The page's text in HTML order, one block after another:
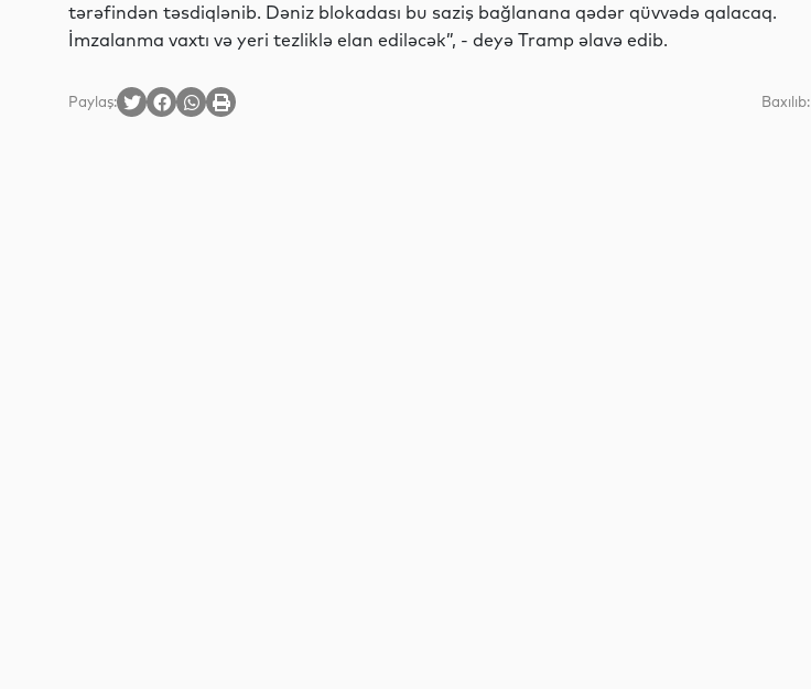
tərəfindən təsdiqlənib. Dəniz blokadası bu saziş bağlanana qədər qüvvədə qalacaq.
İmzalanma vaxtı və yeri tezliklə elan ediləcək”, - deyə Tramp əlavə edib.
Paylaş: